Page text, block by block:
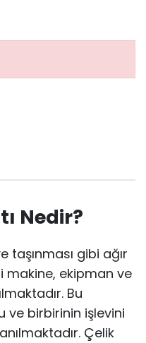
Nedir?
taşınması gibi ağır
makine, ekipman ve
Bu
ve birbirinin işlevini
Çelik